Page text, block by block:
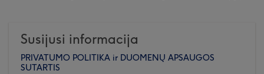
Susijusi informacija
PRIVATUMO POLITIKA ir DUOMENŲ APSAUGOS
SUTARTIS